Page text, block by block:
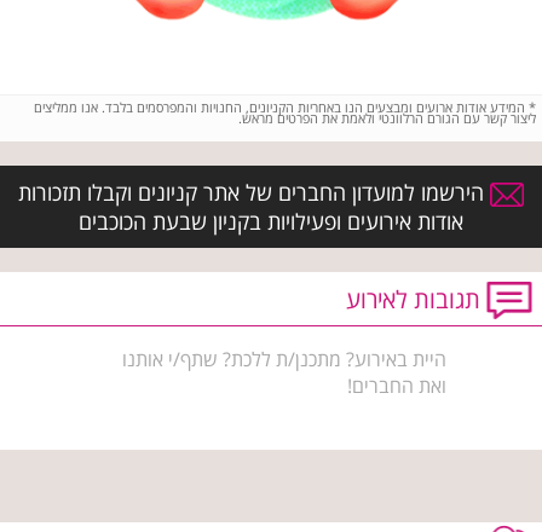
* המידע אודות ארועים ומבצעים הנו באחריות הקניונים, החנויות והמפרסמים בלבד. אנו ממליצים
ליצור קשר עם הגורם הרלוונטי ולאמת את הפרטים מראש.
הירשמו למועדון החברים של אתר קניונים וקבלו תזכורות
אודות אירועים ופעילויות בקניון שבעת הכוכבים
תגובות לאירוע
היית באירוע? מתכנן/ת ללכת? שתף/י אותנו
ואת החברים!